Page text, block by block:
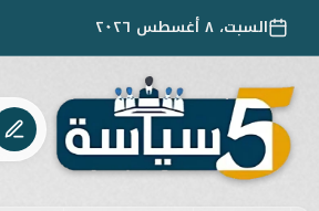
السبت، ٨ أغسطس ٢٠٢٦